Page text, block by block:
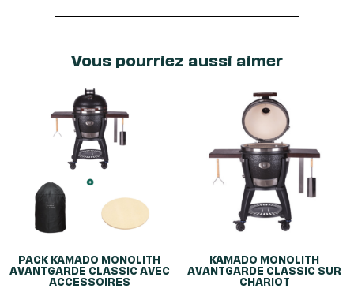
Vous pourriez aussi aimer
PACK KAMADO MONOLITH
AVANTGARDE CLASSIC AVEC
ACCESSOIRES
KAMADO MONOLITH
AVANTGARDE CLASSIC SUR
CHARIOT